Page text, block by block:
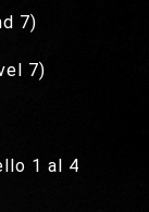
7)
7)
1 al 4